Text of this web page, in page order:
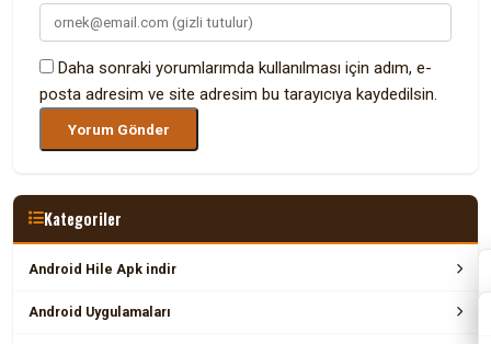
Daha sonraki yorumlarımda kullanılması için adım, e-
posta adresim ve site adresim bu tarayıcıya kaydedilsin.
Kategoriler
Android Hile Apk indir
Android Uygulamaları